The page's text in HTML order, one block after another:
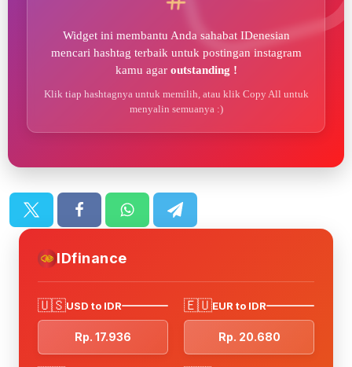
Widget ini membantu Anda sahabat IDenesian
mencari hashtag terbaik untuk postingan instagram
kamu agar outstanding !
Klik tiap hashtagnya untuk memilih, atau klik Copy All untuk
menyalin semuanya :)
IDfinance
🇺🇸USD to IDR
Rp. 17.936
🇪🇺EUR to IDR
Rp. 20.680